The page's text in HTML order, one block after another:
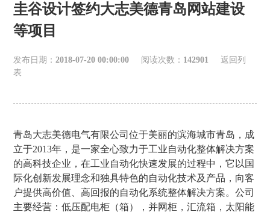
圭谷设计签约大志美德青岛网站建设
等项目
发布日期：2018-07-20 00:00:00 阅读次数： 142901
返回列
表
青岛大志美德电气有限公司位于美丽的滨海城市青岛，成
立于2013年，是一家全心致力于工业自动化整体解决方案
的高科技企业，在工业自动化快速发展的过程中，它以国
际化创新发展理念和独具特色的自动化技术及产品，向客
户提供高价值、高回报的自动化系统整体解决方案。公司
主要经营：低压配电柜（箱），并网柜，汇流箱，太阳能